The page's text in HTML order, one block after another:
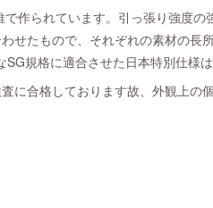
作られています。引っ張り強度の
せたもので、それぞれの素材の長
規格に適合させた日本特別仕様
に合格しております故、外観上の